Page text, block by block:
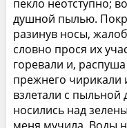
пекло неотступно;
душной пылью.
разинув носы,
словно прося их
горевали и,
прежнего чирикали
взлетали с
носились над